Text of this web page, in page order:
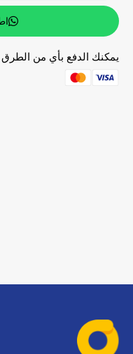
يمكنك الدفع بأي من الطرق